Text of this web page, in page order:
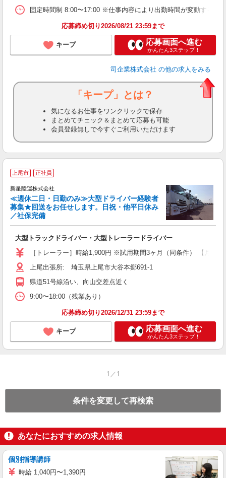
固定時間制 8:00〜17:00 ※仕事内容により出勤時間が変動する場
応募締め切り2026/08/21 23:59まで
キープ 応募画面へ進む
かんたん3ステップ！
司企業株式会社 の他の求人をみる
「キープ」とは？
気になるお仕事をワンクリックで保存
まとめてチェック＆まとめて応募も可能
会員登録無しで今すぐご利用いただけます
上尾市 正社員
新星陸運株式会社
≪週休二日・日勤のみ≫大型ドライバー経験者
募集★回送をお任せします。日祝・他平日休み
／社保完備
大型トラックドライバー・大型トレーラードライバー
［トレーラー］時給1,900円 ※試用期間3ヶ月（同条件） 【月収
上尾出張所: 埼玉県上尾市大谷本郷691-1
県道51号線沿い、向山交差点近く
9:00〜18:00（残業あり）
応募締め切り2026/12/31 23:59まで
キープ 応募画面へ進む
かんたん3ステップ！
1／1
条件を変更して再検索
あなたにおすすめの求人情報
個別指導講師
時給 1,040円〜1,390円